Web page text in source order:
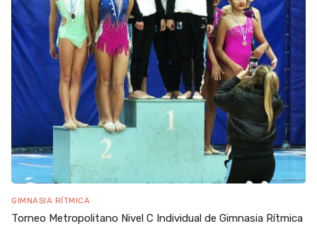
GIMNASIA RÍTMICA
Torneo Metropolitano Nivel C Individual de Gimnasia Rítmica